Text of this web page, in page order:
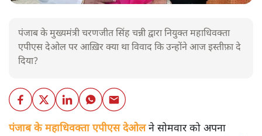
पंजाब के मुख्यमंत्री चरणजीत सिंह चन्नी द्वारा नियुक्त महाधिवक्ता
एपीएस देओल पर आख़िर क्या था विवाद कि उन्होंने आज इस्तीफ़ा दे
दिया?
पंजाब के महाधिवक्ता एपीएस देओलने सोमवार को अपना